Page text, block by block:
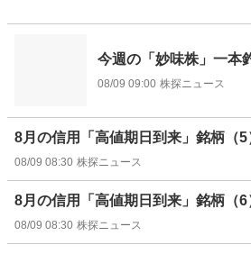
今週の「妙味株」一本
08/09 09:00 株探ニュース
8月の信用「高値期日到来」銘柄（5
08/09 08:30 株探ニュース
8月の信用「高値期日到来」銘柄（6
08/09 08:30 株探ニュース